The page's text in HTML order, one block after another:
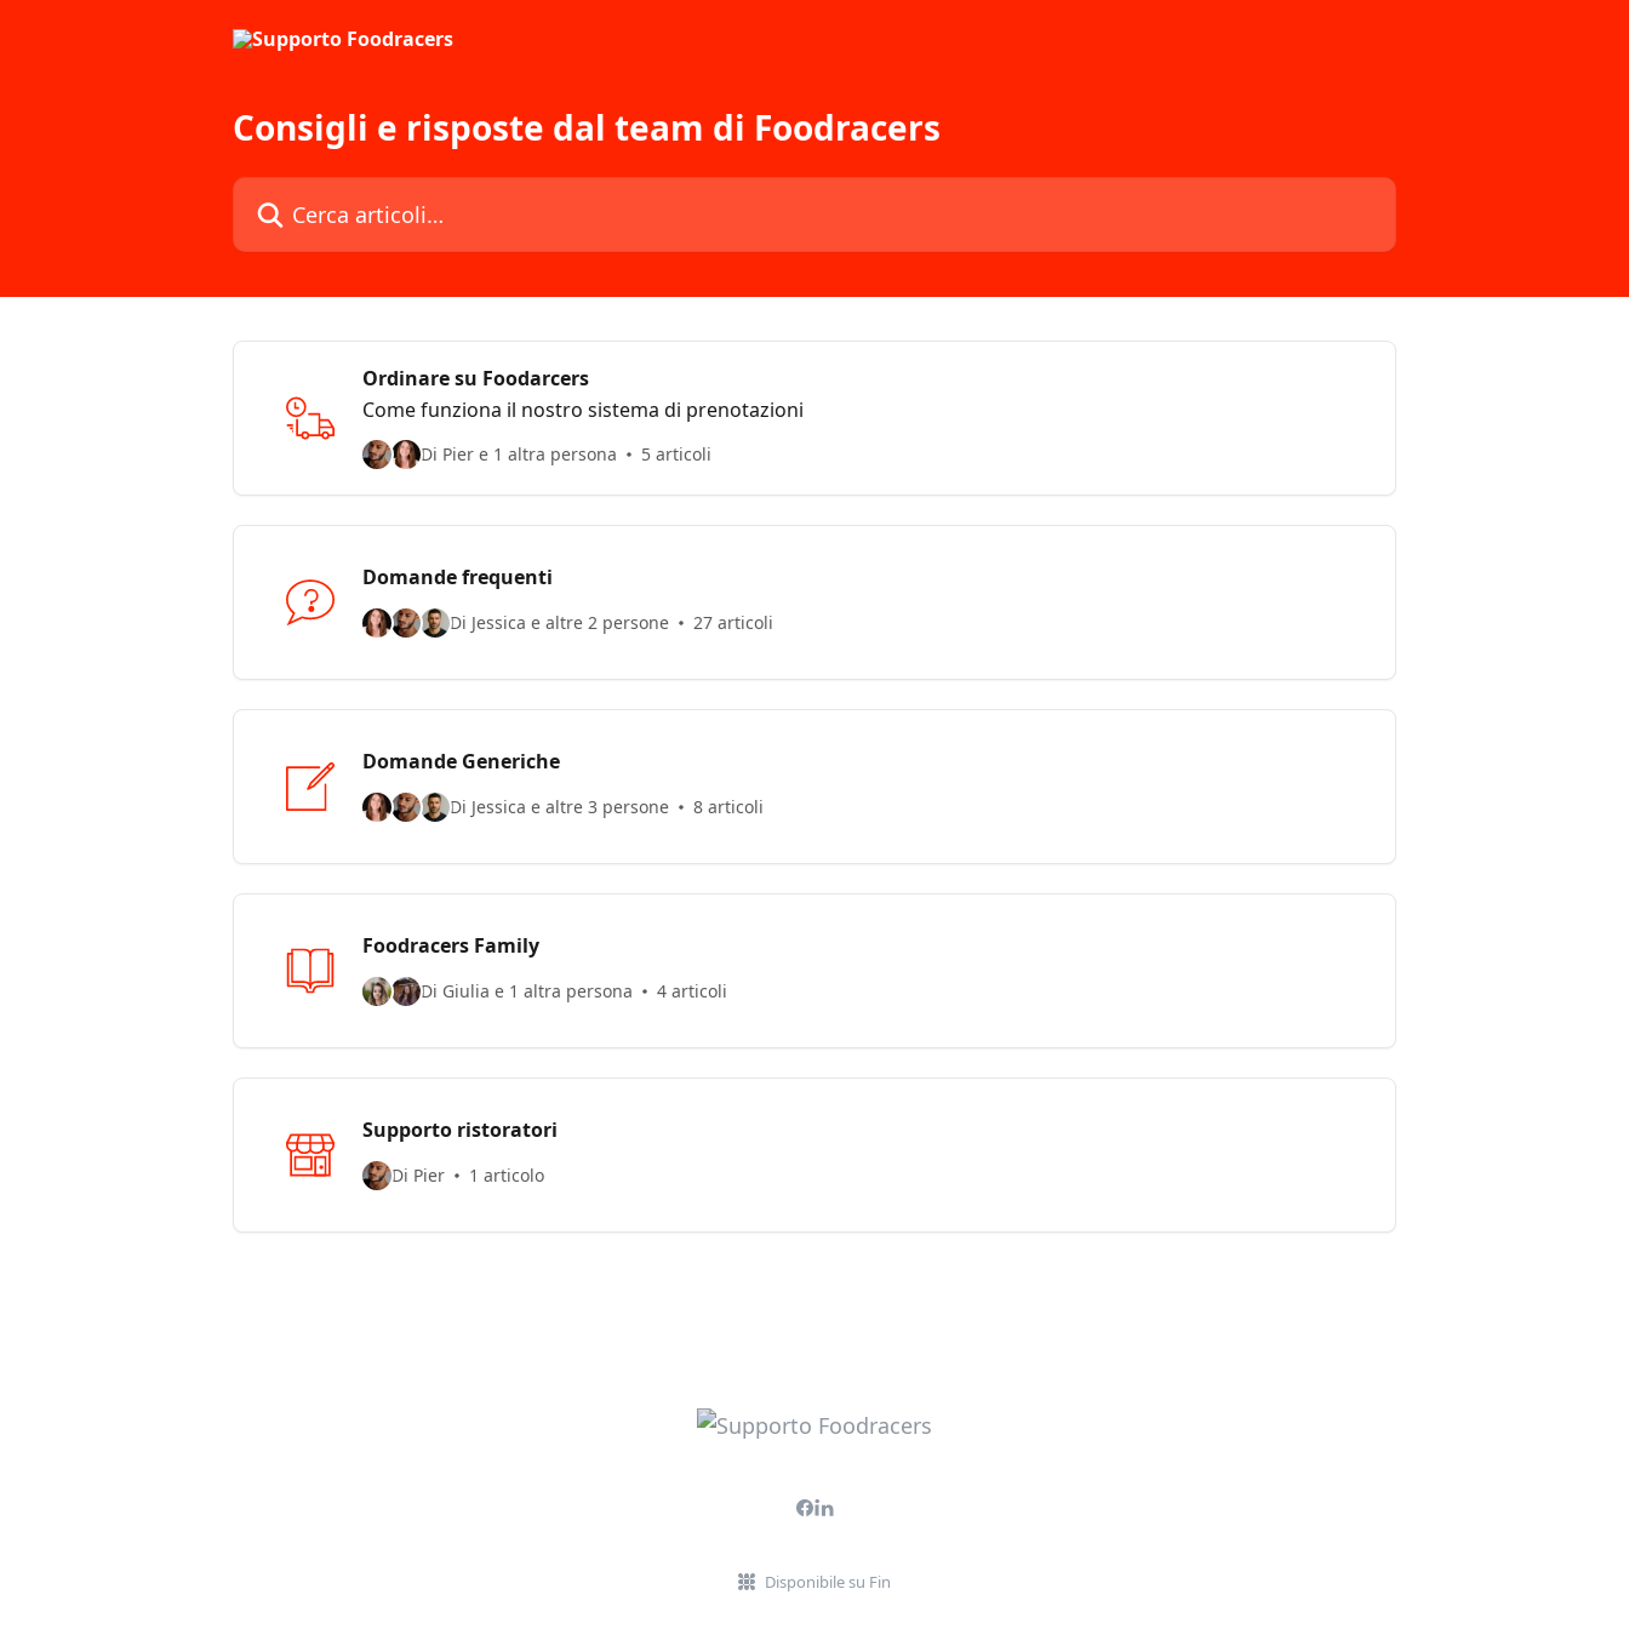
Consigli e risposte dal team di Foodracers
Cerca articoli…
Ordinare su Foodarcers
Come funziona il nostro sistema di prenotazioni
Di Pier e 1 altra persona 5 articoli
Domande frequenti
Di Jessica e altre 2 persone 27 articoli
Domande Generiche
Di Jessica e altre 3 persone 8 articoli
Foodracers Family
Di Giulia e 1 altra persona 4 articoli
Supporto ristoratori
Di Pier 1 articolo
Disponibile su Fin